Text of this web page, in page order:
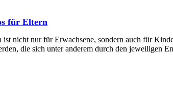
für Eltern
ist nicht nur für Erwachsene, sondern auch für
die sich unter anderem durch den jeweiligen